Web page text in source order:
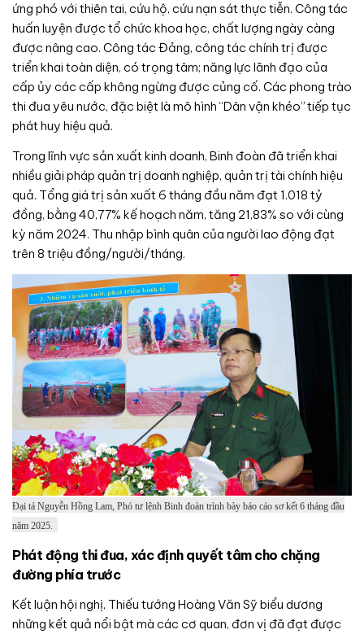
ứng phó với thiên tai, cứu hộ, cứu nạn sát thực tiễn. Công tác
huấn luyện được tổ chức khoa học, chất lượng ngày càng
được nâng cao. Công tác Đảng, công tác chính trị được
triển khai toàn diện, có trọng tâm; năng lực lãnh đạo của
cấp ủy các cấp không ngừng được củng cố. Các phong trào
thi đua yêu nước, đặc biệt là mô hình “Dân vận khéo” tiếp tục
phát huy hiệu quả.
Trong lĩnh vực sản xuất kinh doanh, Binh đoàn đã triển khai
nhiều giải pháp quản trị doanh nghiệp, quản trị tài chính hiệu
quả. Tổng giá trị sản xuất 6 tháng đầu năm đạt 1.018 tỷ
đồng, bằng 40,77% kế hoạch năm, tăng 21,83% so với cùng
kỳ năm 2024. Thu nhập bình quân của người lao động đạt
trên 8 triệu đồng/người/tháng.
Đại tá Nguyễn Hồng Lam, Phó tư lệnh Binh đoàn trình bày báo cáo sơ kết 6 tháng đầu
năm 2025.
Phát động thi đua, xác định quyết tâm cho chặng
đường phía trước
Kết luận hội nghị, Thiếu tướng Hoàng Văn Sỹ biểu dương
những kết quả nổi bật mà các cơ quan, đơn vị đã đạt được